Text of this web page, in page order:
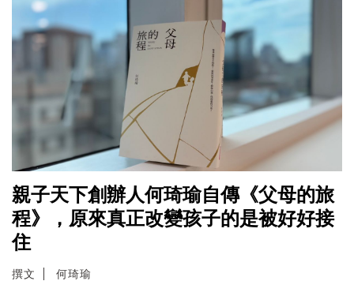
親子天下創辦人何琦瑜自傳《父母的旅
程》，原來真正改變孩子的是被好好接
住
撰文 何琦瑜